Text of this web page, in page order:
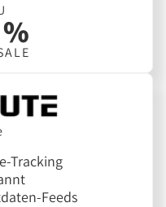
Tracking
Feeds